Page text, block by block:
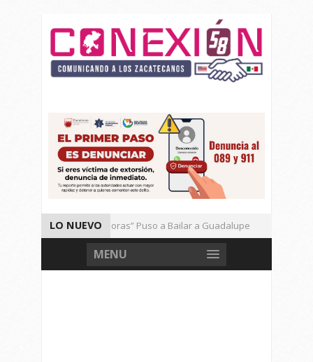
LO NUEVO
El Ritmo de las “Sonoras” Puso a Bailar a Guadalupe
Vencen los Mineros a Correcaminos 95-76
Gran Festival
MENU